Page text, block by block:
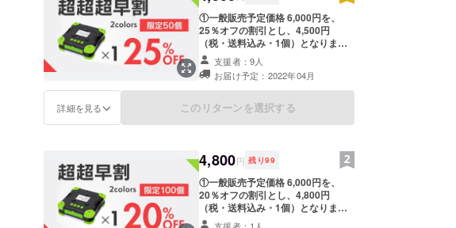
「夜間外出時の防犯用のライト」や「お子様が友人と遊ぶ際
の外出時のゲーム機や
お子様の外出時のスマートフォン充電用モバイルバッテ
考えております。
り）】
本製品を手に取って頂いた支援者の皆様の日常生活を便利に
し、
もしもの緊急時の際など幅広く使用して頂き、喜んで貰える
①一般販売予定価格 6,000円を、
25％オフの割引とし、4,500円
（税・送料込み・1個）となりま
す。 ②リターンの配送は、一部
の在庫が日本の倉庫にあるので、応
援購入とお支払いをご確認後、支援
者様のご連絡内容を基にリターンの
手配をなるべく早く致します。 ③佐
保証は、2023年3月まで。詳細は、
同梱の日本語説明書に記載。 ⑥ＰＬ
保険加入済み。製品は、工場にて品
質検査を実施済みです。 【内容】
■KAMMI × 1 ■吊るし用の金具フッ
ク(メタル製カルビナ) × 1 ■肩掛けス
支援者：9人
お届け予定：2022年04月
詳細を見る このリターンを選択する
4,800円 残り99
①一般販売予定価格 6,000円を、
20％オフの割引とし、4,800円
（税・送料込み・1個）となりま
す。 ②リターンの配送は、一部